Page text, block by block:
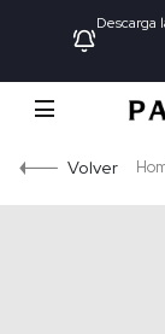
Descarga
Volver